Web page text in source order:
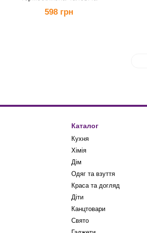
598 грн
Каталог
Кухня
Хімія
Дім
Одяг та взуття
Краса та догляд
Діти
Канцтовари
Свято